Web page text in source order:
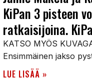
KiPan 3 pisteen
ratkaisijoina.
KATSO MYÖS
Ensimmäinen jakso
LUE LISÄÄ »